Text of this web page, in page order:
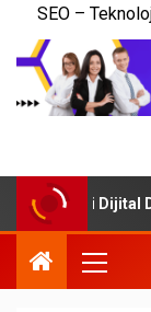
SEO –
Dijital